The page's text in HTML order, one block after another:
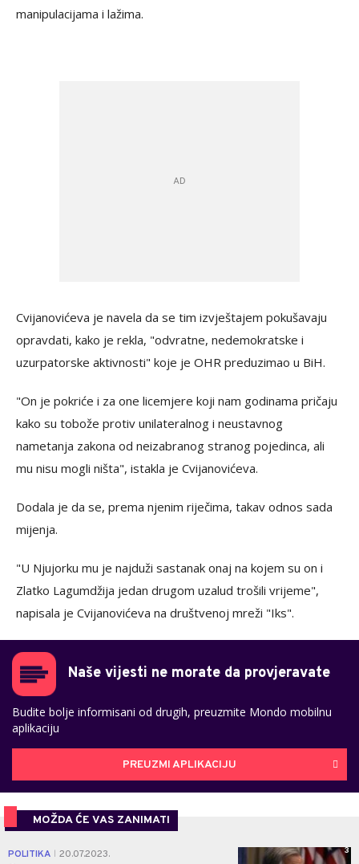
manipulacijama i lažima.
Cvijanovićeva je navela da se tim izvještajem pokušavaju
opravdati, kako je rekla, "odvratne, nedemokratske i
uzurpatorske aktivnosti" koje je OHR preduzimao u BiH.
"On je pokriće i za one licemjere koji nam godinama pričaju
kako su tobože protiv unilateralnog i neustavnog
nametanja zakona od neizabranog stranog pojedinca, ali
mu nisu mogli ništa", istakla je Cvijanovićeva.
Dodala je da se, prema njenim riječima, takav odnos sada
mijenja.
"U Njujorku mu je najduži sastanak onaj na kojem su on i
Zlatko Lagumdžija jedan drugom uzalud trošili vrijeme",
napisala je Cvijanovićeva na društvenoj mreži "Iks".
Naše vijesti ne morate da provjeravate
Budite bolje informisani od drugih, preuzmite Mondo mobilnu
aplikaciju
PREUZMI APLIKACIJU
MOŽDA ĆE VAS ZANIMATI
POLITIKA 20.07.2023. 3